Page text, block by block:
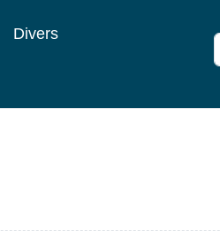
Divers